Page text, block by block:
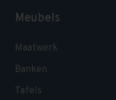
Meubels
Maatwerk
Banken
Tafels